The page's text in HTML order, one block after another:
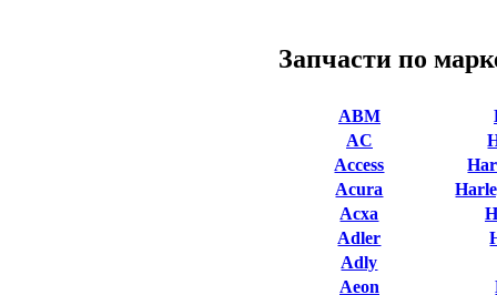
Запчасти по
ABM
AC
Access
Acura
Acxa
Adler
Adly
Aeon